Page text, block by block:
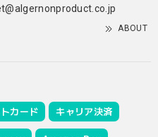
ABOUT
カード キャリア決済